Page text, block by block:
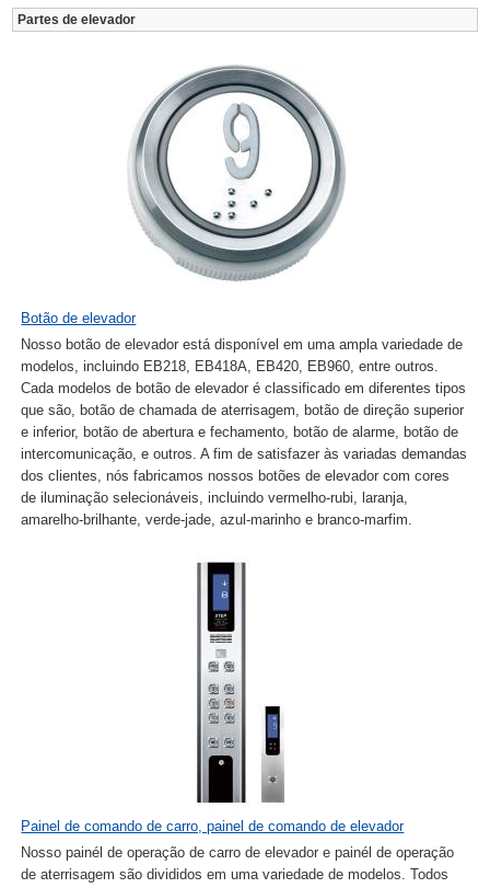
Partes de elevador
Botão de elevador
Nosso botão de elevador está disponível em uma ampla variedade de
modelos, incluindo EB218, EB418A, EB420, EB960, entre outros.
Cada modelos de botão de elevador é classificado em diferentes tipos
que são, botão de chamada de aterrisagem, botão de direção superior
e inferior, botão de abertura e fechamento, botão de alarme, botão de
intercomunicação, e outros. A fim de satisfazer às variadas demandas
dos clientes, nós fabricamos nossos botões de elevador com cores
de iluminação selecionáveis, incluindo vermelho-rubi, laranja,
amarelho-brilhante, verde-jade, azul-marinho e branco-marfim.
Painel de comando de carro, painel de comando de elevador
Nosso painél de operação de carro de elevador e painél de operação
de aterrisagem são divididos em uma variedade de modelos. Todos